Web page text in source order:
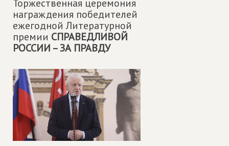
Торжественная церемония
награждения победителей
ежегодной Литературной
премии СПРАВЕДЛИВОЙ
РОССИИ – ЗА ПРАВДУ